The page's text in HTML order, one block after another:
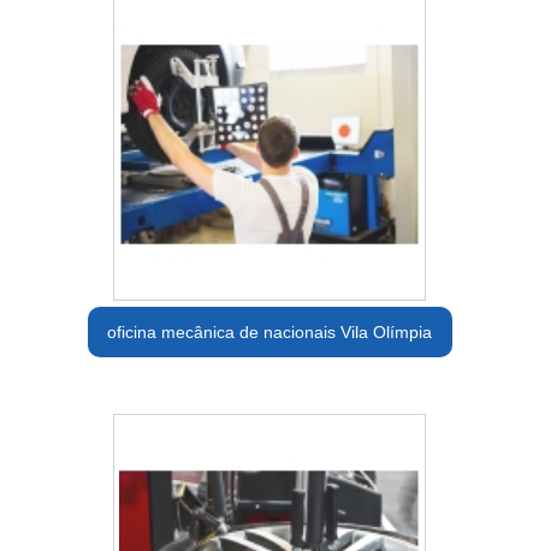
oficina mecânica de nacionais Vila Olímpia